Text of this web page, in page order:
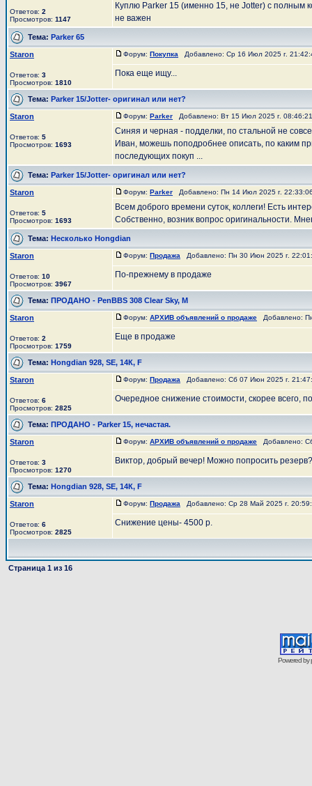
Ответов: 2
Просмотров: 1147
Куплю Parker 15 (именно 15, не Jotter) с полным
не важен
Тема: Parker 65
Staron
Ответов: 3
Просмотров: 1810
Форум: Покупка Добавлено: Ср 16 Июл 2025 г.
Пока еще ищу...
Тема: Parker 15/Jotter- оригинал или нет?
Staron
Ответов: 5
Просмотров: 1693
Форум: Parker Добавлено: Вт 15 Июл 2025 г.
Синяя и черная - подделки, по стальной не
Иван, можешь поподробнее описать, по каким
последующих покуп ...
Тема: Parker 15/Jotter- оригинал или нет?
Staron
Ответов: 5
Просмотров: 1693
Форум: Parker Добавлено: Пн 14 Июл 2025 г.
Всем доброго времени суток, коллеги! Есть
Собственно, возник вопрос оригинальности.
Тема: Несколько Hongdian
Staron
Ответов: 10
Просмотров: 3967
Форум: Продажа Добавлено: Пн 30 Июн 2025 г.
По-прежнему в продаже
Тема: ПРОДАНО - PenBBS 308 Clear Sky, M
Staron
Ответов: 2
Просмотров: 1759
Форум: АРХИВ объявлений о продаже Добавлено:
Еще в продаже
Тема: Hongdian 928, SE, 14К, F
Staron
Ответов: 6
Просмотров: 2825
Форум: Продажа Добавлено: Сб 07 Июн 2025 г.
Очередное снижение стоимости, скорее всего,
Тема: ПРОДАНО - Parker 15, нечастая.
Staron
Ответов: 3
Просмотров: 1270
Форум: АРХИВ объявлений о продаже Добавлено:
Виктор, добрый вечер! Можно попросить
Тема: Hongdian 928, SE, 14К, F
Staron
Ответов: 6
Просмотров: 2825
Форум: Продажа Добавлено: Ср 28 Май 2025 г.
Снижение цены- 4500 р.
Страница 1 из 16
Powered by